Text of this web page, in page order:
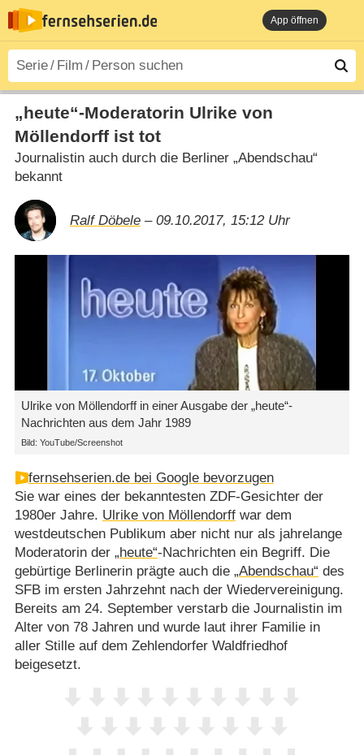
App öffnen
„heute“-Moderatorin Ulrike von
Möllendorff ist tot
Journalistin auch durch die Berliner „Abendschau“
bekannt
Ralf Döbele– 09.10.2017, 15:12 Uhr
Ulrike von Möllendorff in einer Ausgabe der „heute“-
Nachrichten aus dem Jahr 1989
Bild: YouTube/Screenshot
fernsehserien.de bei Google bevorzugen
Sie war eines der bekanntesten ZDF-Gesichter der
1980er Jahre. Ulrike von Möllendorffwar dem
westdeutschen Publikum aber nicht nur als jahrelange
Moderatorin der „heute“-Nachrichten ein Begriff. Die
gebürtige Berlinerin prägte auch die „Abendschau“ des
SFB im ersten Jahrzehnt nach der Wiedervereinigung.
Bereits am 24. September verstarb die Journalistin im
Alter von 78 Jahren und wurde laut ihrer Familie in
aller Stille auf dem Zehlendorfer Waldfriedhof
beigesetzt.